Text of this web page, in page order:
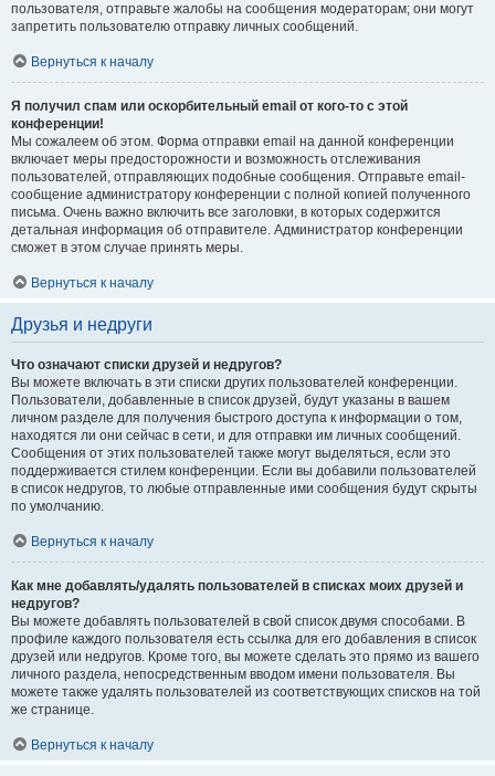
пользователя, отправьте жалобы на сообщения модераторам; они могут
запретить пользователю отправку личных сообщений.
Вернуться к началу
Я получил спам или оскорбительный email от кого-то с этой
конференции!
Мы сожалеем об этом. Форма отправки email на данной конференции
включает меры предосторожности и возможность отслеживания
пользователей, отправляющих подобные сообщения. Отправьте email-
сообщение администратору конференции с полной копией полученного
письма. Очень важно включить все заголовки, в которых содержится
детальная информация об отправителе. Администратор конференции
сможет в этом случае принять меры.
Вернуться к началу
Друзья и недруги
Что означают списки друзей и недругов?
Вы можете включать в эти списки других пользователей конференции.
Пользователи, добавленные в список друзей, будут указаны в вашем
личном разделе для получения быстрого доступа к информации о том,
находятся ли они сейчас в сети, и для отправки им личных сообщений.
Сообщения от этих пользователей также могут выделяться, если это
поддерживается стилем конференции. Если вы добавили пользователей
в список недругов, то любые отправленные ими сообщения будут скрыты
по умолчанию.
Вернуться к началу
Как мне добавлять/удалять пользователей в списках моих друзей и
недругов?
Вы можете добавлять пользователей в свой список двумя способами. В
профиле каждого пользователя есть ссылка для его добавления в список
друзей или недругов. Кроме того, вы можете сделать это прямо из вашего
личного раздела, непосредственным вводом имени пользователя. Вы
можете также удалять пользователей из соответствующих списков на той
же странице.
Вернуться к началу